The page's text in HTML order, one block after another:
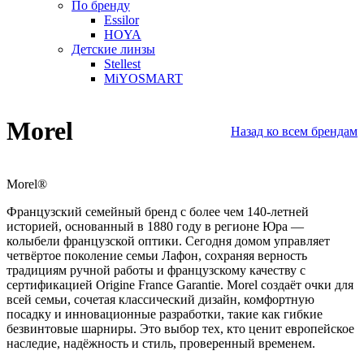
По бренду
Essilor
HOYA
Детские линзы
Stellest
MiYOSMART
Morel Назад ко всем брендам
Morel®
Французский семейный бренд с более чем 140-летней
историей, основанный в 1880 году в регионе Юра —
колыбели французской оптики. Сегодня домом управляет
четвёртое поколение семьи Лафон, сохраняя верность
традициям ручной работы и французскому качеству с
сертификацией Origine France Garantie. Morel создаёт очки для
всей семьи, сочетая классический дизайн, комфортную
посадку и инновационные разработки, такие как гибкие
безвинтовые шарниры. Это выбор тех, кто ценит европейское
наследие, надёжность и стиль, проверенный временем.